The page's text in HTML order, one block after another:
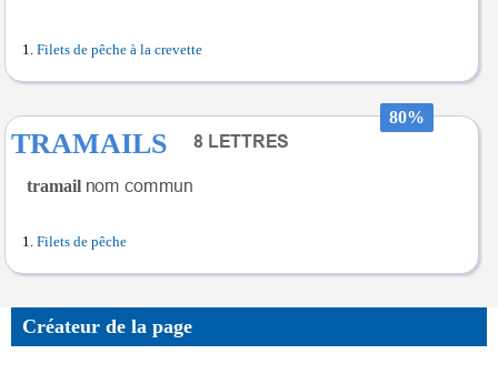
Filets de pêche à la crevette
80%
TRAMAILS
tramail
Filets de pêche
Créateur de la page